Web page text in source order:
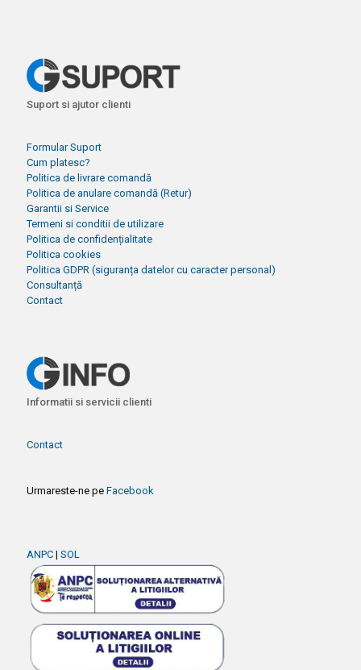
Suport si ajutor clienti
Formular Suport
Cum platesc?
Politica de livrare comandă
Politica de anulare comandă (Retur)
Garantii si Service
Termeni si conditii de utilizare
Politica de confidențialitate
Politica cookies
Politica GDPR (siguranța datelor cu caracter personal)
Consultanță
Contact
Informatii si servicii clienti
Contact
Urmareste-ne pe Facebook
ANPC | SOL